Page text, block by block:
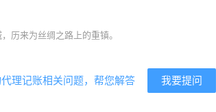
历来为丝绸之路上的重镇。
我要提问
理记账相关问题，帮您解答